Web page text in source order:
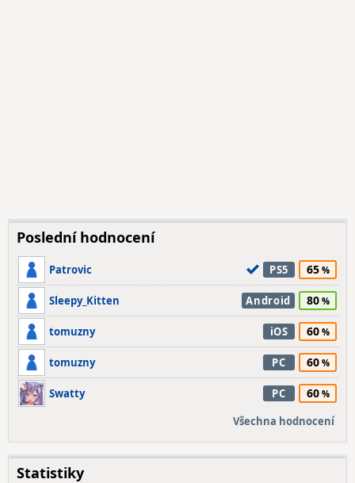
Poslední hodnocení
Patrovic PS5 65
Sleepy_Kitten Android 80
tomuzny iOS 60
tomuzny PC 60
Swatty PC 60
Všechna hodnocení
Statistiky